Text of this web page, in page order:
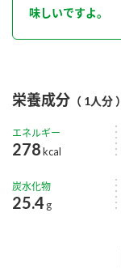
味しいですよ。
栄養成分 （ 1人分 ）
エネルギー
278kcal
炭水化物
25.4 g